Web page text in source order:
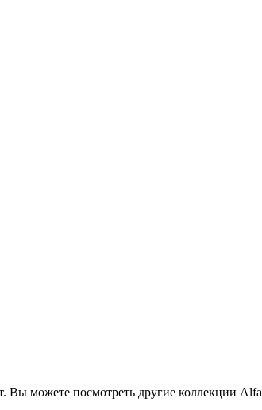
Вы можете посмотреть другие коллекции Alfa